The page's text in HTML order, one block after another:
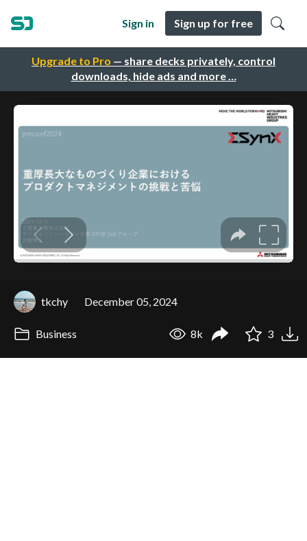
Upgrade to Pro — share decks privately, control
downloads, hide ads and more …
Sign in Sign up for free
tkchy December 05, 2024
Business 8k 3